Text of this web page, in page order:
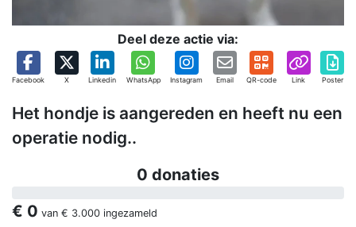
Deel deze actie via:
Facebook X Linkedin WhatsApp Instagram Email QR-code Link Poster
Het hondje is aangereden en heeft nu een
operatie nodig..
0 donaties
€ 0 van € 3.000 ingezameld